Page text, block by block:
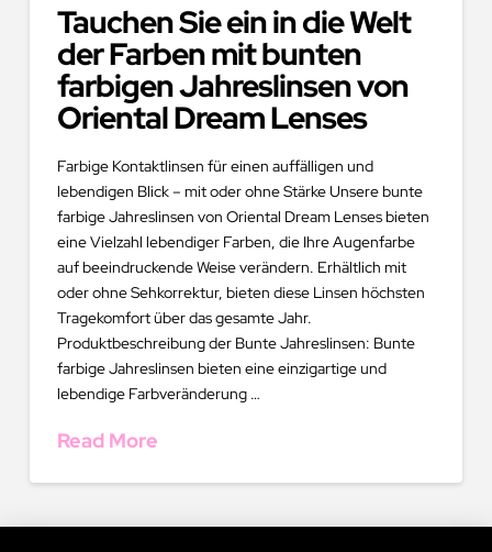
Tauchen Sie ein in die Welt
der Farben mit bunten
farbigen Jahreslinsen von
Oriental Dream Lenses
Farbige Kontaktlinsen für einen auffälligen und
lebendigen Blick – mit oder ohne Stärke Unsere bunte
farbige Jahreslinsen von Oriental Dream Lenses bieten
eine Vielzahl lebendiger Farben, die Ihre Augenfarbe
auf beeindruckende Weise verändern. Erhältlich mit
oder ohne Sehkorrektur, bieten diese Linsen höchsten
Tragekomfort über das gesamte Jahr.
Produktbeschreibung der Bunte Jahreslinsen: Bunte
farbige Jahreslinsen bieten eine einzigartige und
lebendige Farbveränderung …
Read More